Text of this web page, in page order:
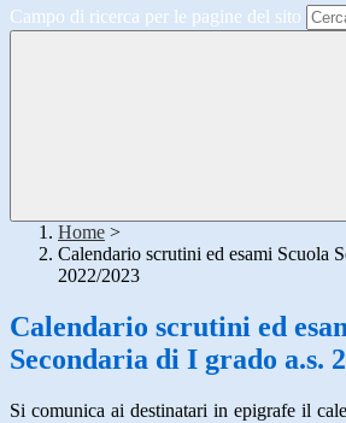
Campo di ricerca per le pagine del sito
Home >
Calendario scrutini ed esami Scuola
2022/2023
Calendario scrutini ed
Secondaria di I grado a.s.
Si comunica ai destinatari in epigrafe il